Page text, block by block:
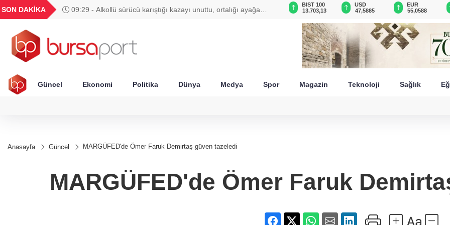
SON DAKİKA
09:29 - Alkollü sürücü karıştığı kazayı unuttu, ortalığı ayağa
GEL
18,1983
16,2474
28,0626
0,0018
6.512,09
BIST 100
13.703,13
USD
47,5885
EUR
55,0588
Güncel Ekonomi Politika Dünya Medya Spor Magazin Teknoloji Sağlık
Anasayfa Güncel MARGÜFED'de Ömer Faruk Demirtaş güven tazeledi
MARGÜFED'de Ömer Faruk